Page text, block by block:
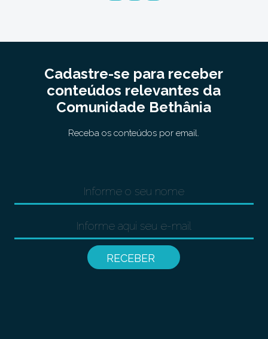
Cadastre-se para receber
conteúdos relevantes da
Comunidade Bethânia
Receba os conteúdos por email.